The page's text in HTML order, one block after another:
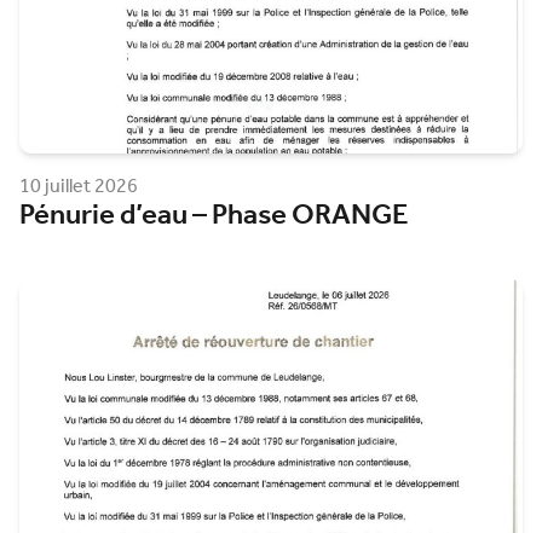
10 juillet 2026
Pénurie d’eau – Phase ORANGE